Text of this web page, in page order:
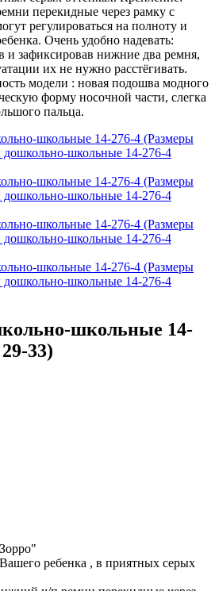
школьные 14-
33)
ребенка , в приятных серых